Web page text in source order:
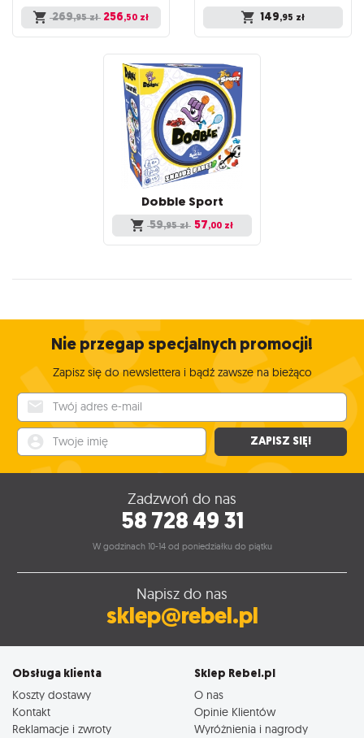
269,95 zł 256,50 zł 149,95 zł
DobbleSport
59,95 zł 57,00 zł
Nie przegap specjalnych promocji!
Zapisz się do newslettera i bądź zawsze na bieżąco
ZAPISZ SIĘ!
Zadzwoń do nas
58 728 49 31
W godzinach 10-14 od poniedziałku do piątku
Napisz do nas
sklep@rebel.pl
Obsługa klienta
Koszty dostawy
Kontakt
Reklamacje i zwroty
Sklep Rebel.pl
O nas
Opinie Klientów
Wyróżnienia i nagrody